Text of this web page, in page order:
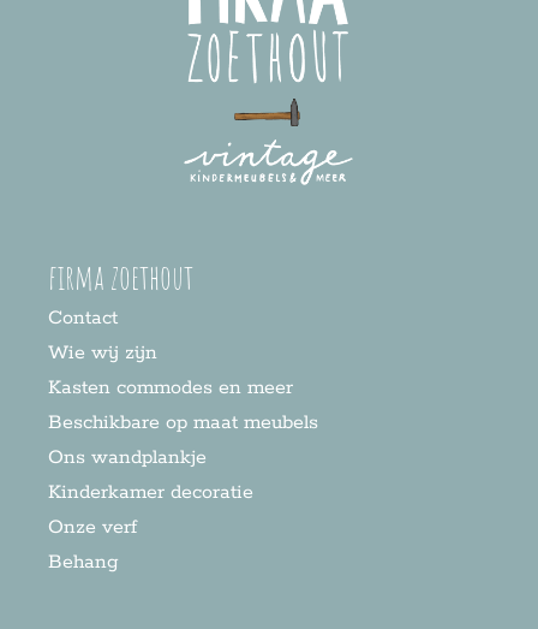
firma zoethout
Contact
Wie wij zijn
Kasten commodes en meer
Beschikbare op maat meubels
Ons wandplankje
Kinderkamer decoratie
Onze verf
Behang